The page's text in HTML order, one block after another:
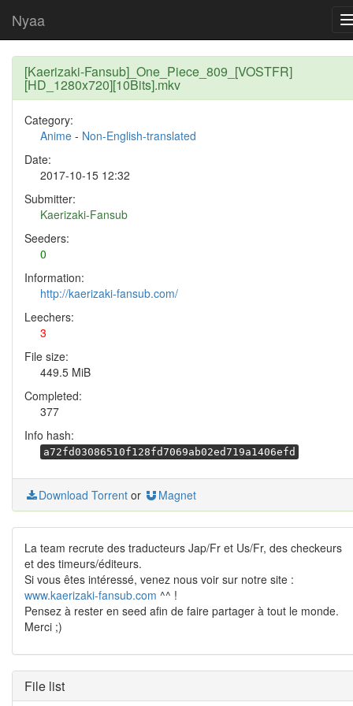
Nyaa
[Kaerizaki-Fansub]_One_Piece_809_[VOSTFR]
[HD_1280x720][10Bits].mkv
Category:
Anime - Non-English-translated
Date:
2017-10-15 12:32
Submitter:
Kaerizaki-Fansub
Seeders:
0
Information:
http://kaerizaki-fansub.com/
Leechers:
3
File size:
449.5 MiB
Completed:
377
Info hash:
a72fd03086510f128fd7069ab02ed719a1406efd
Download Torrent or Magnet
La team recrute des traducteurs Jap/Fr et Us/Fr, des checkeurs
et des timeurs/éditeurs.
Si vous êtes intéressé, venez nous voir sur notre site :
www.kaerizaki-fansub.com ^^ !
Pensez à rester en seed afin de faire partager à tout le monde.
Merci ;)
File list